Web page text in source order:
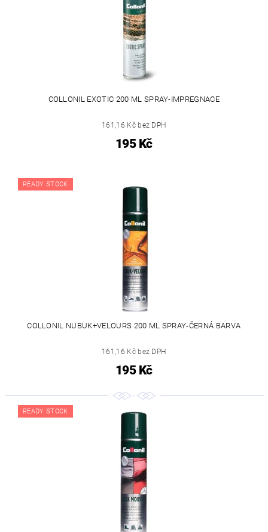
COLLONIL EXOTIC 200 ML SPRAY-IMPREGNACE
161,16 Kč bez DPH
195 Kč
READY STOCK
COLLONIL NUBUK+VELOURS 200 ML SPRAY-ČERNÁ BARVA
161,16 Kč bez DPH
195 Kč
READY STOCK